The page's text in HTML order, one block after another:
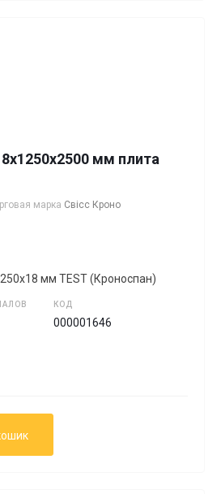
мм плита
марка Свісс Кроно
мм TEST (Кроноспан)
КОД
000001646